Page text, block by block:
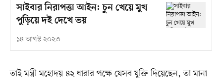
সাইবার নিরাপত্তা আইন: চুন খেয়ে মুখ
পুড়িয়ে দই দেখে ভয়
১৪ আগস্ট ২০২৩
তাই মন্ত্রী মহোদয় ৪২ ধারার পক্ষে যেসব যুক্তি দিয়েছেন, তা মানা